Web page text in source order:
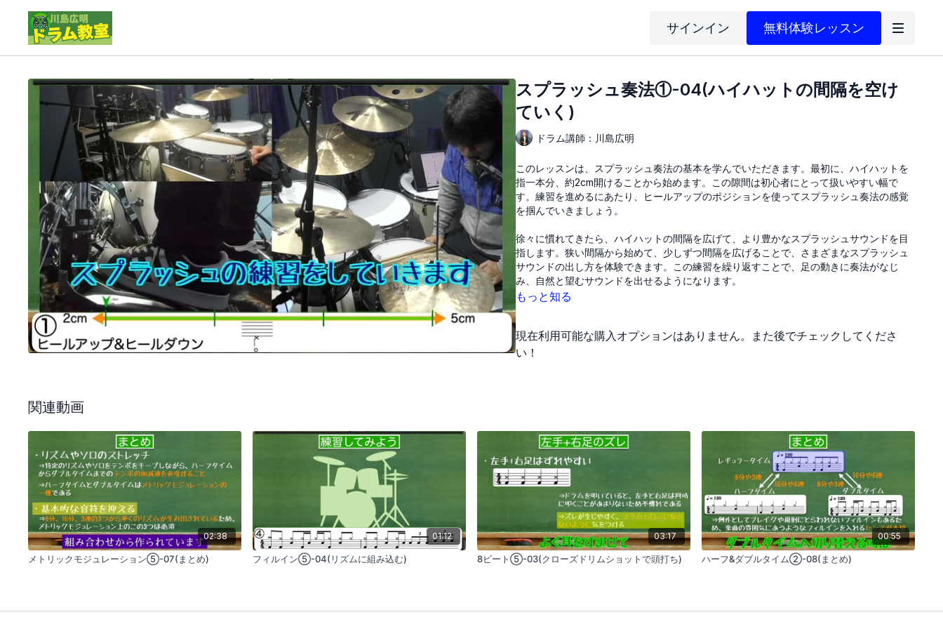
サインイン 無料体験レッスン
スプラッシュ奏法①-04(ハイハットの間隔を空け
ていく)
ドラム講師：川島広明
このレッスンは、スプラッシュ奏法の基本を学んでいただきます。最初に、ハイハットを
指一本分、約2cm開けることから始めます。この隙間は初心者にとって扱いやすい幅で
す。練習を進めるにあたり、ヒールアップのポジションを使ってスプラッシュ奏法の感覚
を掴んでいきましょう。
徐々に慣れてきたら、ハイハットの間隔を広げて、より豊かなスプラッシュサウンドを目
指します。狭い間隔から始めて、少しずつ間隔を広げることで、さまざまなスプラッシュ
サウンドの出し方を体験できます。この練習を繰り返すことで、足の動きに奏法がなじ
み、自然と望むサウンドを出せるようになります。
もっと知る
現在利用可能な購入オプションはありません。また後でチェックしてくださ
い！
関連動画
02:38
メトリックモジュレーション⑤-07(まとめ)
01:12
フィルイン⑤-04(リズムに組み込む)
03:17
8ビート⑤-03(クローズドリムショットで頭打ち)
00:55
ハーフ&ダブルタイム②-08(まとめ)